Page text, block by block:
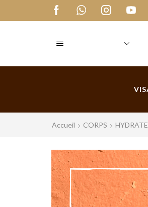
à Cooperative Yacout Qui Somme Nous
Accueil CORPS